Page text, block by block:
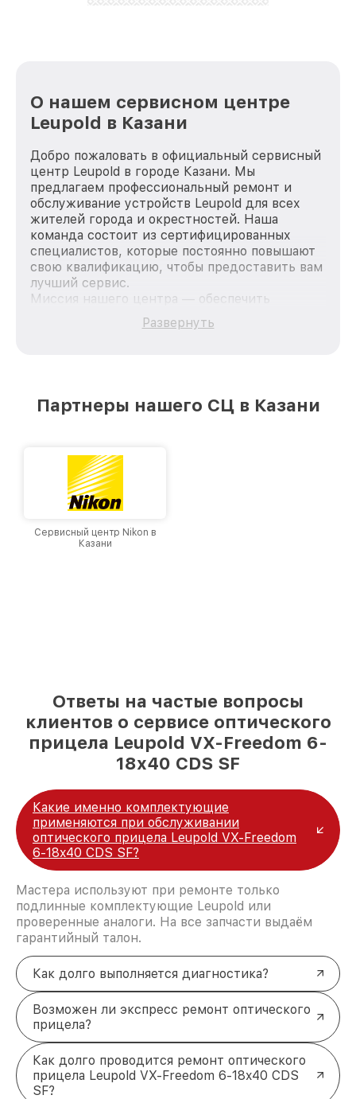
О нашем сервисном центре
Leupold в Казани
Добро пожаловать в официальный сервисный
центр Leupold в городе Казани. Мы
предлагаем профессиональный ремонт и
обслуживание устройств Leupold для всех
жителей города и окрестностей. Наша
команда состоит из сертифицированных
специалистов, которые постоянно повышают
свою квалификацию, чтобы предоставить вам
лучший сервис.
Миссия нашего центра — обеспечить
качественный и доступный ремонт для
каждого пользователя продукции Leupold, вне
лучшим сервисным центром Leupold в городе
Развернуть
Партнеры нашего СЦ в Казани
Сервисный центр Nikon в
Казани
Ответы на частые вопросы
клиентов о сервисе оптического
прицела Leupold VX-Freedom 6-
18x40 CDS SF
Какие именно комплектующие
применяются при обслуживании
оптического прицела Leupold VX-Freedom
6-18x40 CDS SF?
Мастера используют при ремонте только
подлинные комплектующие Leupold или
проверенные аналоги. На все запчасти выдаём
гарантийный талон.
Как долго выполняется диагностика?
Возможен ли экспресс ремонт оптического
прицела?
Как долго проводится ремонт оптического
прицела Leupold VX-Freedom 6-18x40 CDS
SF?